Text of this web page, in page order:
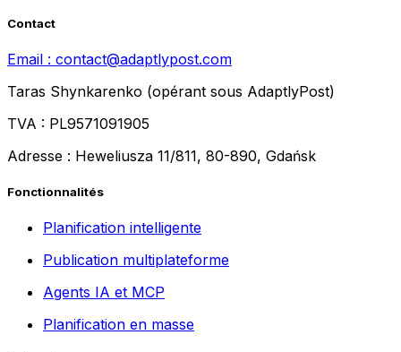
Contact
Email : contact@adaptlypost.com
Taras Shynkarenko (opérant sous AdaptlyPost)
TVA : PL9571091905
Adresse : Heweliusza 11/811, 80-890, Gdańsk
Fonctionnalités
Planification intelligente
Publication multiplateforme
Agents IA et MCP
Planification en masse